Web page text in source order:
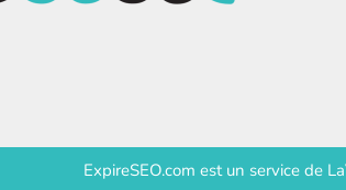
ExpireSEO.com est un service de